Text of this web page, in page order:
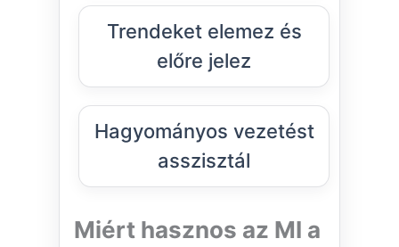
Trendeket elemez és
előre jelez
Hagyományos vezetést
asszisztál
Miért hasznos az MI a